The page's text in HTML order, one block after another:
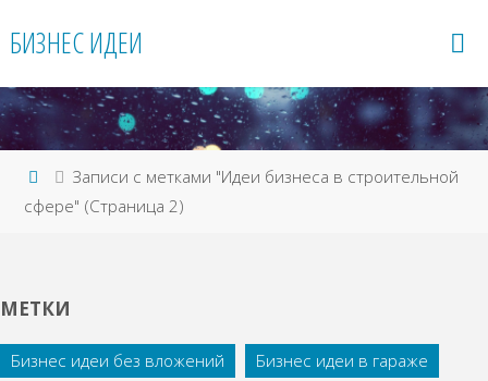
БИЗНЕС ИДЕИ
Главная
Записи с метками "Идеи бизнеса в строительной
сфере" (Страница 2)
МЕТКИ
Бизнес идеи без вложений
Бизнес идеи в гараже